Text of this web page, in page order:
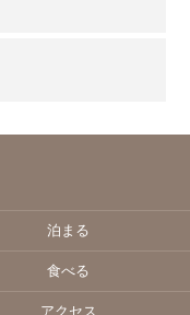
泊まる
食べる
アクセス